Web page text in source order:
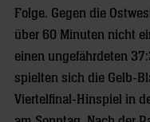
Folge. Gegen die
über 60 Minuten nicht
einen ungefährdeten
spielten sich die Gelb-
Viertelfinal-Hinspiel in